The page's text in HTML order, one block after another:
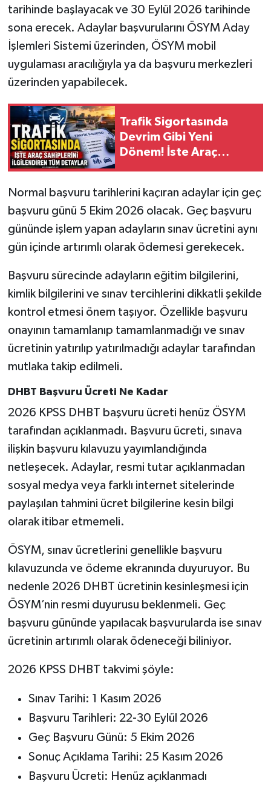
tarihinde başlayacak ve 30 Eylül 2026 tarihinde
sona erecek. Adaylar başvurularını ÖSYM Aday
İşlemleri Sistemi üzerinden, ÖSYM mobil
uygulaması aracılığıyla ya da başvuru merkezleri
üzerinden yapabilecek.
Trafik Sigortasında
Devrim Gibi Yeni
Dönem! İste Araç
Normal başvuru tarihlerini kaçıran adaylar için geç
başvuru günü 5 Ekim 2026 olacak. Geç başvuru
gününde işlem yapan adayların sınav ücretini aynı
gün içinde artırımlı olarak ödemesi gerekecek.
Başvuru sürecinde adayların eğitim bilgilerini,
kimlik bilgilerini ve sınav tercihlerini dikkatli şekilde
kontrol etmesi önem taşıyor. Özellikle başvuru
onayının tamamlanıp tamamlanmadığı ve sınav
ücretinin yatırılıp yatırılmadığı adaylar tarafından
mutlaka takip edilmeli.
DHBT Başvuru Ücreti Ne Kadar
2026 KPSS DHBT başvuru ücreti henüz ÖSYM
tarafından açıklanmadı. Başvuru ücreti, sınava
ilişkin başvuru kılavuzu yayımlandığında
netleşecek. Adaylar, resmi tutar açıklanmadan
sosyal medya veya farklı internet sitelerinde
paylaşılan tahmini ücret bilgilerine kesin bilgi
olarak itibar etmemeli.
ÖSYM, sınav ücretlerini genellikle başvuru
kılavuzunda ve ödeme ekranında duyuruyor. Bu
nedenle 2026 DHBT ücretinin kesinleşmesi için
ÖSYM’nin resmi duyurusu beklenmeli. Geç
başvuru gününde yapılacak başvurularda ise sınav
ücretinin artırımlı olarak ödeneceği biliniyor.
2026 KPSS DHBT takvimi şöyle:
Sınav Tarihi: 1 Kasım 2026
Başvuru Tarihleri: 22-30 Eylül 2026
Geç Başvuru Günü: 5 Ekim 2026
Sonuç Açıklama Tarihi: 25 Kasım 2026
Başvuru Ücreti: Henüz açıklanmadı